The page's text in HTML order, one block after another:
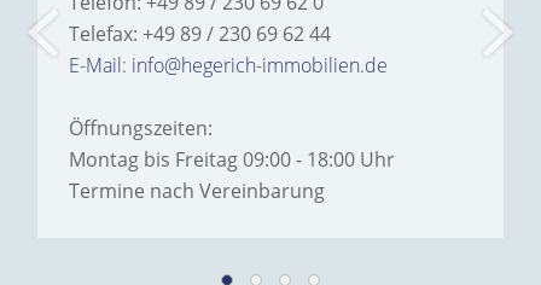
Telefax: +49 89 / 230 69 62 44
E-Mail: info@hegerich-immobilien.de
Öffnungszeiten:
Montag bis Freitag 09:00 - 18:00 Uhr
Termine nach Vereinbarung